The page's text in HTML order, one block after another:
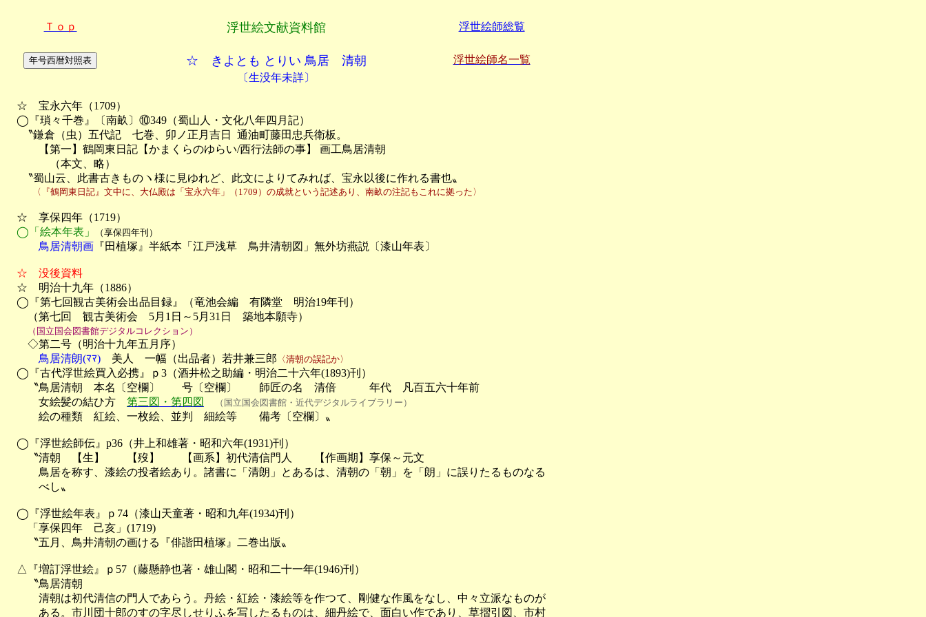
Ｔｏｐ 浮世絵文献資料館 浮世絵師総覧
☆ きよとも とりい 鳥居 清朝
浮世絵師名一覧
〔生没年未詳〕
☆　宝永六年（1709）
◯『瑣々千巻』〔南畝〕⑩349（蜀山人・文化八年四月記）
〝鎌倉（虫）五代記　七巻、卯ノ正月吉日  通油町藤田忠兵衛板。
【第一】鶴岡東日記【かまくらのゆらい/西行法師の事】 画工鳥居清朝
（本文、略）
〝蜀山云、此書古きものヽ様に見ゆれど、此文によりてみれば、宝永以後に作れる書也〟
〈『鶴岡東日記』文中に、大仏殿は「宝永六年」（1709）の成就という記述あり、南畝の注記もこれに拠った〉
☆　享保四年（1719）
◯「絵本年表」
（享保四年刊）
鳥居清朝画 『田植塚』半紙本「江戸浅草　鳥井清朝図」無外坊燕説〔漆山年表〕
☆　没後資料
☆　明治十九年（1886）
◯『第七回観古美術会出品目録』（竜池会編　有隣堂　明治19年刊）
（第七回　観古美術会　5月1日～5月31日　築地本願寺）
（国立国会図書館デジタルコレクション）
◇第二号（明治十九年五月序）
鳥居清朗(ﾏﾏ) 美人　一幅（出品者）若井兼三郎 〈清朝の誤記か〉
◯『古代浮世絵買入必携』ｐ3（酒井松之助編・明治二十六年(1893)刊）
〝鳥居清朝　本名〔空欄〕　　号〔空欄〕　　師匠の名　清倍　　　年代　凡百五六十年前
女絵髪の結ひ方 第三図・第四図 （国立国会図書館・近代デジタルライブラリー）
絵の種類　紅絵、一枚絵、並判　細絵等　　備考〔空欄〕〟
◯『浮世絵師伝』p36（井上和雄著・昭和六年(1931)刊）
〝清朝　【生】　　【歿】　　【画系】初代清信門人　　【作画期】享保～元文
鳥居を称す、漆絵の投者絵あり。諸書に「清朗」とあるは、清朝の「朝」を「朗」に誤りたるものなる
べし〟
◯『浮世絵年表』ｐ74（漆山天童著・昭和九年(1934)刊）
「享保四年　己亥」(1719)
〝五月、鳥井清朝の画ける『俳諧田植塚』二巻出版〟
△『増訂浮世絵』ｐ57（藤懸静也著・雄山閣・昭和二十一年(1946)刊）
〝鳥居清朝
清朝は初代清信の門人であらう。丹絵・紅絵・漆絵等を作つて、剛健な作風をなし、中々立派なものが
ある。市川団十郎のすの字尽しせりふを写したるものは、細丹絵で、面白い作であり、草摺引図、市村